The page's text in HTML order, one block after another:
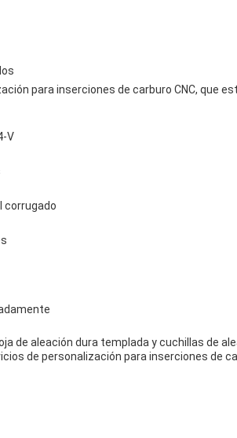
para inserciones de carburo CNC, que
V
corrugado
de aleación dura templada y cuchillas de
de personalización para inserciones de